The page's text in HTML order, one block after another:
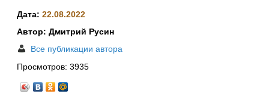
Дата: 22.08.2022
Автор: Дмитрий Русин
Все публикации автора
Просмотров: 3935